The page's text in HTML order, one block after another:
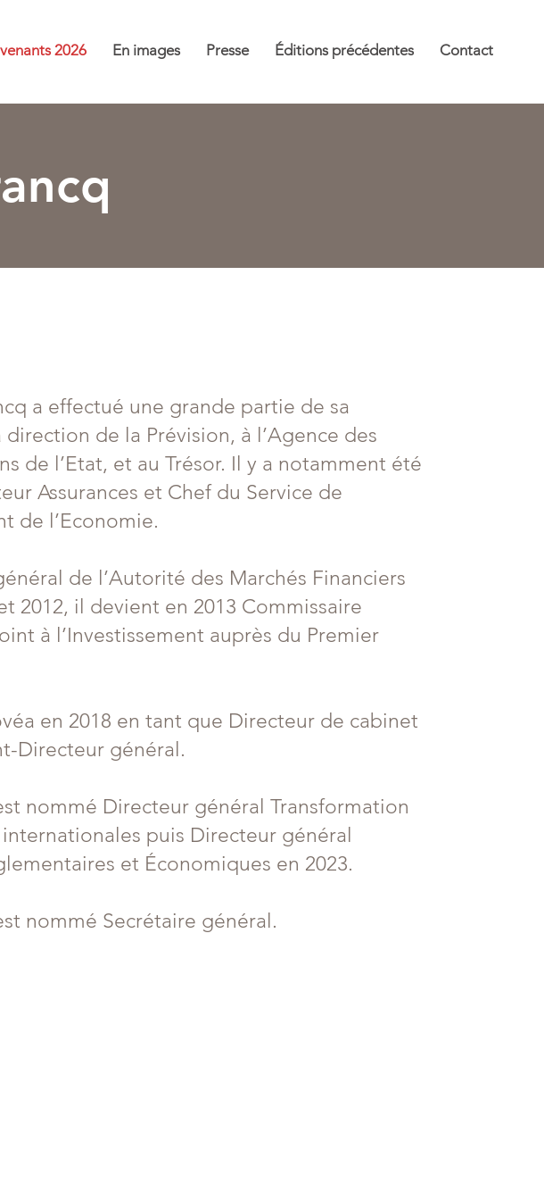
2026 En images Presse Éditions précédentes Contact
a effectué une grande partie de sa
direction de la Prévision, à l’Agence des
de l’Etat, et au Trésor. Il y a notamment été
Assurances et Chef du Service de
de l’Economie.
de l’Autorité des Marchés Financiers
2012, il devient en 2013 Commissaire
à l’Investissement auprès du Premier
en 2018 en tant que Directeur de cabinet
Directeur général.
nommé Directeur général Transformation
puis Directeur général
et Économiques en 2023.
nommé Secrétaire général.